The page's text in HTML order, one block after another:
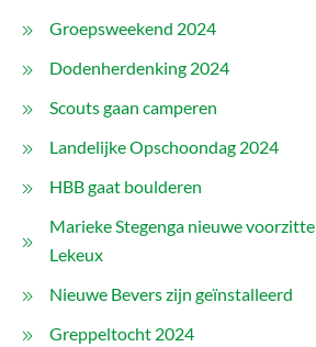
Groepsweekend 2024
Dodenherdenking 2024
Scouts gaan camperen
Landelijke Opschoondag 2024
HBB gaat boulderen
Marieke Stegenga nieuwe
Lekeux
Nieuwe Bevers zijn geïnstalleerd
Greppeltocht 2024